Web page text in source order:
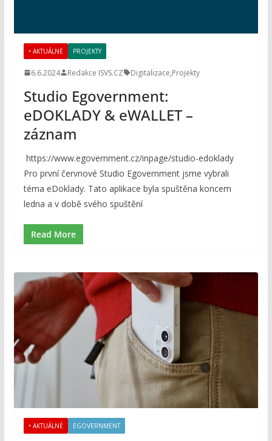
• AKTUÁLNĚ PROJEKTY
6.6.2024 Redakce ISVS.CZ Digitalizace,Projekty
Studio Egovernment:
eDOKLADY & eWALLET –
záznam
https://www.egovernment.cz/inpage/studio-edoklady
Pro první červnové Studio Egovernment jsme vybrali
téma eDoklady. Tato aplikace byla spuštěna koncem
ledna a v době svého spuštění
Read More
• AKTUÁLNĚ EGOVERNMENT